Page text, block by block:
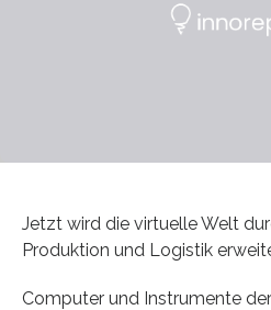
Jetzt wird die virtuelle Welt
Produktion und Logistik
Computer und Instrumente